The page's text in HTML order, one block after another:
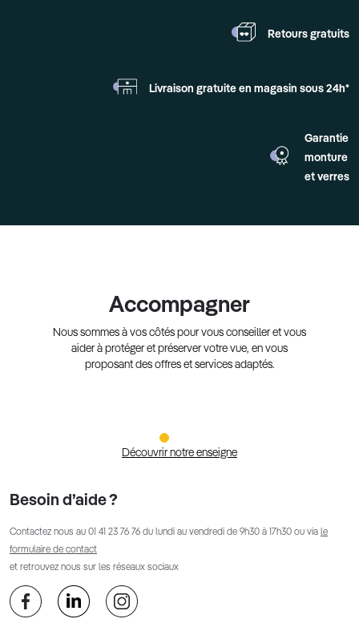
Retours gratuits
Livraison gratuite en magasin sous 24h*
Garantie
monture
et verres
Accompagner
Nous sommes à vos côtés pour vous conseiller et vous
aider à protéger et préserver votre vue, en vous
proposant des offres et services adaptés.
Découvrir notre enseigne
Besoin d’aide ?
Contactez nous au 01 41 23 76 76 du lundi au vendredi de 9h30 à 17h30 ou via le
formulaire de contact
et retrouvez nous sur les réseaux sociaux